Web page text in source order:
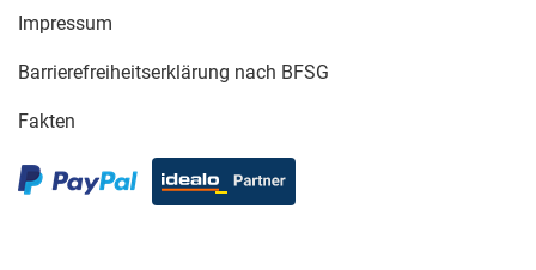
Impressum
Barrierefreiheitserklärung nach BFSG
Fakten